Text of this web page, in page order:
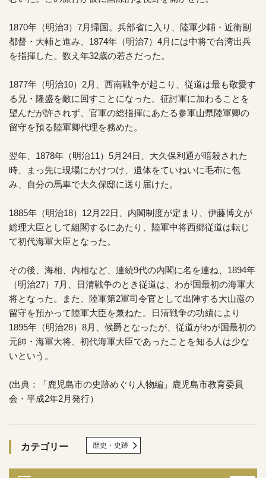
1870年（明治3）7月帰国。兵部省に入り、陸軍少輔・近衛副
都督・大輔と進み、1874年（明治7）4月には中将で台湾出兵
を指揮した。数え年32歳の若さだった。
1877年（明治10）2月、西南戦争が起こり、従道は最も敬愛す
る兄・隆盛を敵に回すことになった。征討軍に加わることを
望んだが許されず、官軍の総指揮にあたる参軍山県陸軍卿の
留守を預る陸軍卿代理を務めた。
翌年、1878年（明治11）5月24日、大久保利通が暗殺された
時、まっ先に現場にかけつけ、遺体をていねいに毛布に包
み、自分の馬車で大久保邸に送り届けた。
1885年（明治18）12月22日、内閣制度が定まり、伊藤博文が
総理大臣として組閣するにあたり、陸軍中将西郷従道は転じ
て初代海軍大臣となった。
その後、海相、内相など、連続9代の内閣に名を連ね、1894年
（明治27）7月、日清戦争のとき従道は、わが国最初の海軍大
将となった。また、陸軍第2軍司令官として出陣する大山巌の
留守を預かって陸軍大臣を兼ねた。日清戦争の功績により
1895年（明治28）8月、候爵となったが、従道がわが国最初の
元帥・海軍大将、初代海軍大臣であったことを知る人は少な
いという。
(出典：「鹿児島市の史跡めぐり人物編」鹿児島市教育委員
会・平成2年2月発行）
カテゴリー 歴史・史跡